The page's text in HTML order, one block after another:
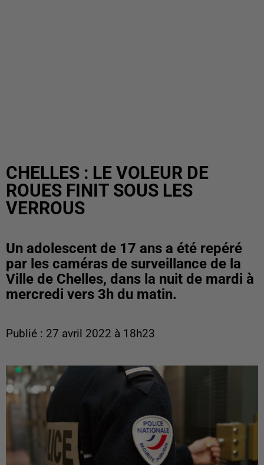
CHELLES : LE VOLEUR DE
ROUES FINIT SOUS LES
VERROUS
Un adolescent de 17 ans a été repéré
par les caméras de surveillance de la
Ville de Chelles, dans la nuit de mardi à
mercredi vers 3h du matin.
Publié : 27 avril 2022 à 18h23